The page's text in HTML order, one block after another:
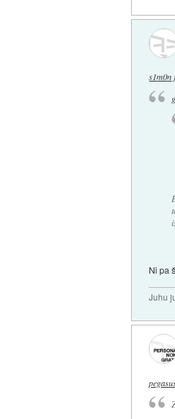
s1m0n
Ni pa
Juhu